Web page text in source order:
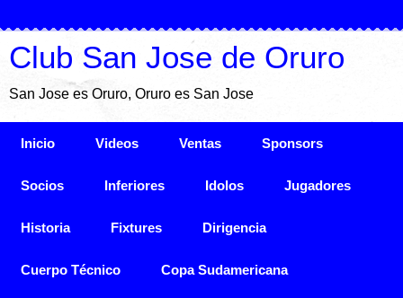
Club San Jose de Oruro
San Jose es Oruro, Oruro es San Jose
Inicio Videos Ventas Sponsors
Socios Inferiores Idolos Jugadores
Historia Fixtures Dirigencia
Cuerpo Técnico Copa Sudamericana